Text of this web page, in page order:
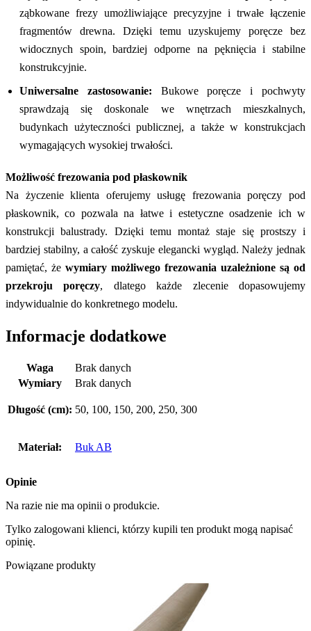
ząbkowane frezy umożliwiające precyzyjne i trwałe łączenie
fragmentów drewna. Dzięki temu uzyskujemy poręcze bez
widocznych spoin, bardziej odporne na pęknięcia i stabilne
konstrukcyjnie.
Uniwersalne zastosowanie: Bukowe poręcze i pochwyty
sprawdzają się doskonale we wnętrzach mieszkalnych,
budynkach użyteczności publicznej, a także w konstrukcjach
wymagających wysokiej trwałości.
Możliwość frezowania pod płaskownik
Na życzenie klienta oferujemy usługę frezowania poręczy pod
płaskownik, co pozwala na łatwe i estetyczne osadzenie ich w
konstrukcji balustrady. Dzięki temu montaż staje się prostszy i
bardziej stabilny, a całość zyskuje elegancki wygląd. Należy jednak
pamiętać, że wymiary możliwego frezowania uzależnione są od
przekroju poręczy, dlatego każde zlecenie dopasowujemy
indywidualnie do konkretnego modelu.
Informacje dodatkowe
Waga
Brak danych
Wymiary
Brak danych
Długość (cm): 50, 100, 150, 200, 250, 300
Materiał: Buk AB
Opinie
Na razie nie ma opinii o produkcie.
Tylko zalogowani klienci, którzy kupili ten produkt mogą napisać
opinię.
Powiązane produkty